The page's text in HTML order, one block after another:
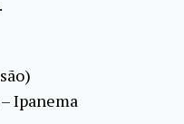
Ipanema